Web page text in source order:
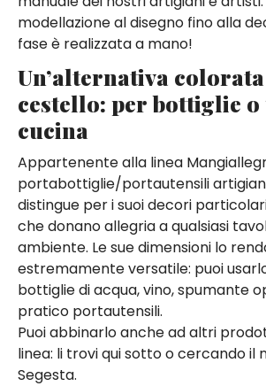
modellazione al disegno fino alla
fase è realizzata a mano!
Un’alternativa
cestello: per bottiglie
cucina
Appartenente alla linea
portabottiglie/portautensili
distingue per i suoi decori
che donano allegria a qualsiasi
ambiente. Le sue dimensioni lo
estremamente versatile: puoi
bottiglie di acqua, vino, spumante
pratico portautensili.
Puoi abbinarlo anche ad altri
linea: li trovi qui sotto o cercando il
Segesta.